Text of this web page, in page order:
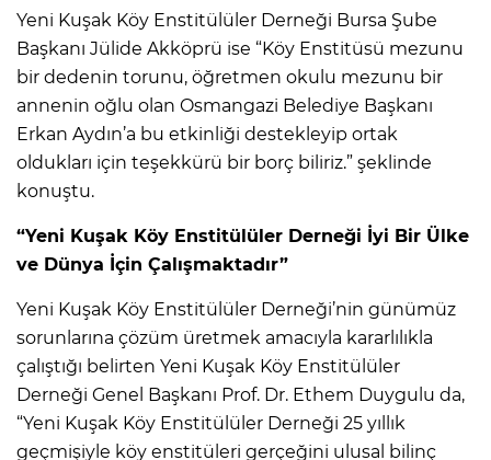
Yeni Kuşak Köy Enstitülüler Derneği Bursa Şube
Başkanı Jülide Akköprü ise “Köy Enstitüsü mezunu
bir dedenin torunu, öğretmen okulu mezunu bir
annenin oğlu olan Osmangazi Belediye Başkanı
Erkan Aydın’a bu etkinliği destekleyip ortak
oldukları için teşekkürü bir borç biliriz.” şeklinde
konuştu.
“Yeni Kuşak Köy Enstitülüler Derneği İyi Bir Ülke
ve Dünya İçin Çalışmaktadır”
Yeni Kuşak Köy Enstitülüler Derneği’nin günümüz
sorunlarına çözüm üretmek amacıyla kararlılıkla
çalıştığı belirten Yeni Kuşak Köy Enstitülüler
Derneği Genel Başkanı Prof. Dr. Ethem Duygulu da,
“Yeni Kuşak Köy Enstitülüler Derneği 25 yıllık
geçmişiyle köy enstitüleri gerçeğini ulusal bilinç